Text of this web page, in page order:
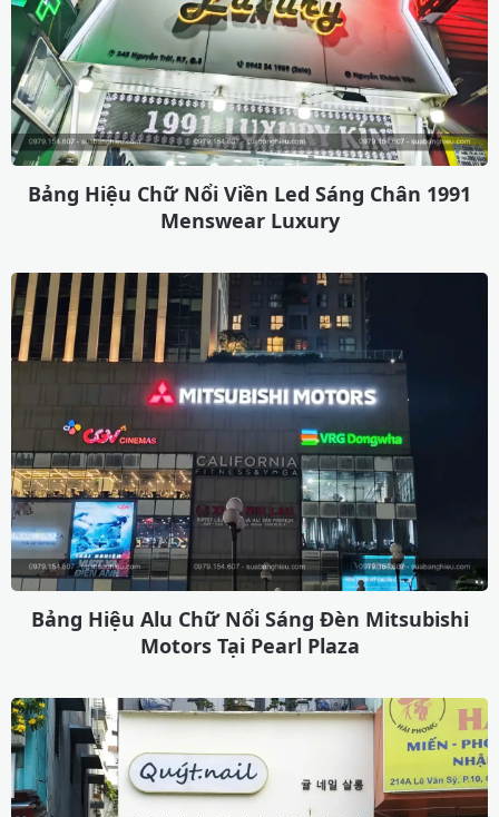
Bảng Hiệu Chữ Nổi Viền Led Sáng Chân 1991
Menswear Luxury
Bảng Hiệu Alu Chữ Nổi Sáng Đèn Mitsubishi
Motors Tại Pearl Plaza